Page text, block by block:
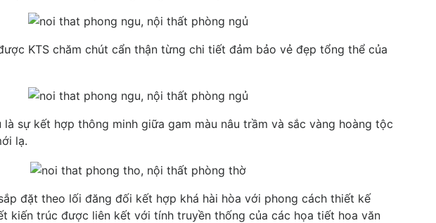
KTS chăm chút cẩn thận từng chi tiết đảm bảo vẻ đẹp tổng thể của
là sự kết hợp thông minh giữa gam màu nâu trầm và sắc vàng hoàng tộc
lạ.
đặt theo lối đăng đối kết hợp khá hài hòa với phong cách thiết kế
kiến trúc được liên kết với tính truyền thống của các họa tiết hoa văn